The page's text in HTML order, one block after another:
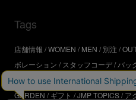
Tags
店舗情報 WOMEN MEN 別注
ボレーション
スタッフコーデ バッ
ト アウトドア インタビュー
GARDEN
ギフト JMP TOPICS ア